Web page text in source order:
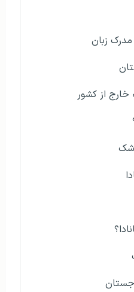
زبان
خارج از کشور